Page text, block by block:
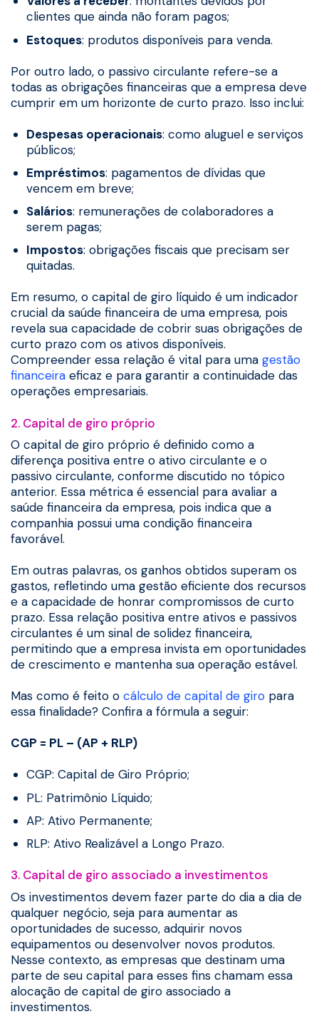
clientes que ainda não foram pagos;
Estoques: produtos disponíveis para venda.
Por outro lado, o passivo circulante refere-se a
todas as obrigações financeiras que a empresa deve
cumprir em um horizonte de curto prazo. Isso inclui:
Despesas operacionais: como aluguel e serviços
públicos;
Empréstimos: pagamentos de dívidas que
vencem em breve;
Salários: remunerações de colaboradores a
serem pagas;
Impostos: obrigações fiscais que precisam ser
quitadas.
Em resumo, o capital de giro líquido é um indicador
crucial da saúde financeira de uma empresa, pois
revela sua capacidade de cobrir suas obrigações de
curto prazo com os ativos disponíveis.
Compreender essa relação é vital para uma gestão
financeira eficaz e para garantir a continuidade das
operações empresariais.
2. Capital de giro próprio
O capital de giro próprio é definido como a
diferença positiva entre o ativo circulante e o
passivo circulante, conforme discutido no tópico
anterior. Essa métrica é essencial para avaliar a
saúde financeira da empresa, pois indica que a
companhia possui uma condição financeira
favorável.
Em outras palavras, os ganhos obtidos superam os
gastos, refletindo uma gestão eficiente dos recursos
e a capacidade de honrar compromissos de curto
prazo. Essa relação positiva entre ativos e passivos
circulantes é um sinal de solidez financeira,
permitindo que a empresa invista em oportunidades
de crescimento e mantenha sua operação estável.
Mas como é feito o cálculo de capital de giro para
essa finalidade? Confira a fórmula a seguir:
CGP = PL – (AP + RLP)
CGP: Capital de Giro Próprio;
PL: Patrimônio Líquido;
AP: Ativo Permanente;
RLP: Ativo Realizável a Longo Prazo.
3. Capital de giro associado a investimentos
Os investimentos devem fazer parte do dia a dia de
qualquer negócio, seja para aumentar as
oportunidades de sucesso, adquirir novos
equipamentos ou desenvolver novos produtos.
Nesse contexto, as empresas que destinam uma
parte de seu capital para esses fins chamam essa
alocação de capital de giro associado a
investimentos.